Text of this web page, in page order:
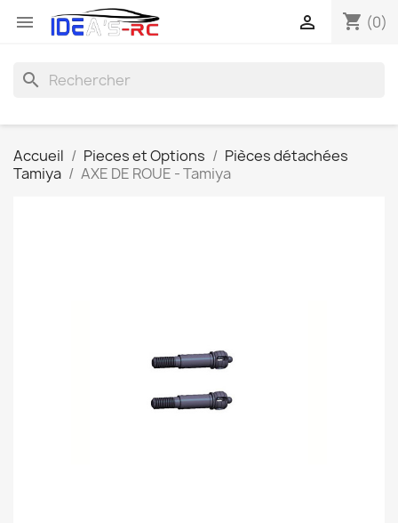
 shopping_cart (0)

search
Accueil Pieces et Options
Pièces détachées
Tamiya
AXE DE ROUE - Tamiya